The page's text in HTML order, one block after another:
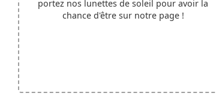
portez nos lunettes de soleil pour avoir la
chance d'être sur notre page !